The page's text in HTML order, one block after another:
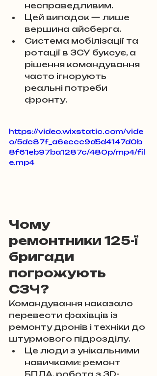
несправедливим.
Цей випадок — лише
вершина айсберга.
Система мобілізації та
ротації в ЗСУ буксує, а
рішення командування
часто ігнорують
реальні потреби
фронту.
https://video.wixstatic.com/vide
o/5dc87f_a6eccc9d5d4147d0b
8f61eb97ba1287c/480p/mp4/fil
e.mp4
Чому
ремонтники 125-ї
бригади
погрожують
СЗЧ?
Командування наказало
перевести фахівців із
ремонту дронів і техніки до
штурмового підрозділу.
Це люди з унікальними
навичками: ремонт
БПЛА, робота з 3D-